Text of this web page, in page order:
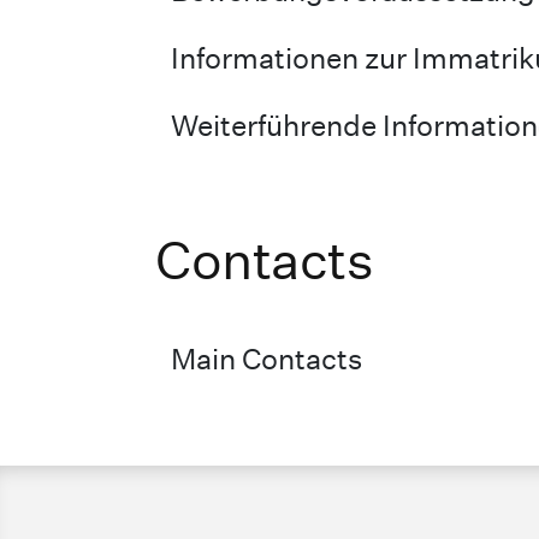
Informationen zur
Weiterführende
Contacts
Main Contacts